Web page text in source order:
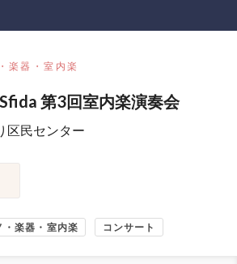
楽器・室内楽
第3回室内楽演奏会
区民センター
・楽器・室内楽 コンサート